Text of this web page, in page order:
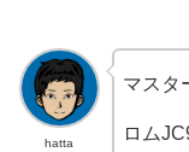
hatta
マスタ
ロム